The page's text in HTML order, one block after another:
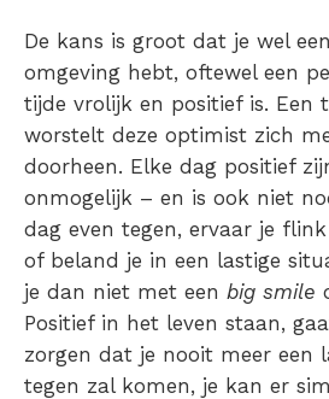
De kans is groot dat je wel een
omgeving hebt, oftewel een
tijde vrolijk en positief is. Een
worstelt deze optimist zich
doorheen. Elke dag positief
onmogelijk – en is ook niet
dag even tegen, ervaar je
of beland je in een lastige
je dan niet met een big smile
Positief in het leven staan,
zorgen dat je nooit meer een
tegen zal komen, je kan er